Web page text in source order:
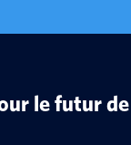
le futur de